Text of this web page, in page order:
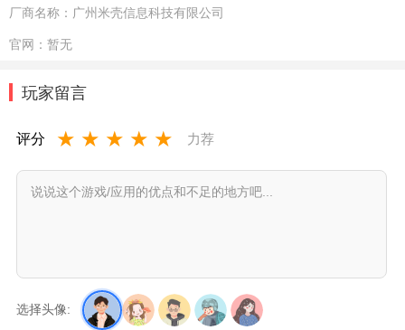
厂商名称： 广州米壳信息科技有限公司
官网： 暂无
玩家留言
评分 ★ ★ ★ ★ ★ 力荐
选择头像: